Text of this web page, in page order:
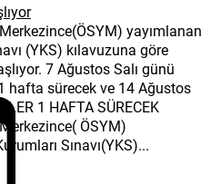
yayımlanan
(YKS) kılavuzuna göre
7 Ağustos Salı günü
hafta sürecek ve 14 Ağustos
1 HAFTA SÜRECEK
ÖSYM)
Sınavı(YKS)...